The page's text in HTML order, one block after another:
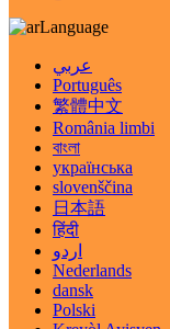
Language
عربي
Português
繁體中文
România limbi
বাংলা
українська
slovenščina
日本語
हिंदी
اردو
Nederlands
dansk
Polski